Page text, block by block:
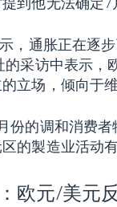
，通胀正在逐
的采访中表示
立场，倾向于维
份的调和消费
的製造业活动
欧元/美元